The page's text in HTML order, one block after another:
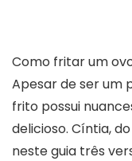
Como fritar um
Apesar de ser um
frito possui
delicioso. Cíntia,
neste guia três